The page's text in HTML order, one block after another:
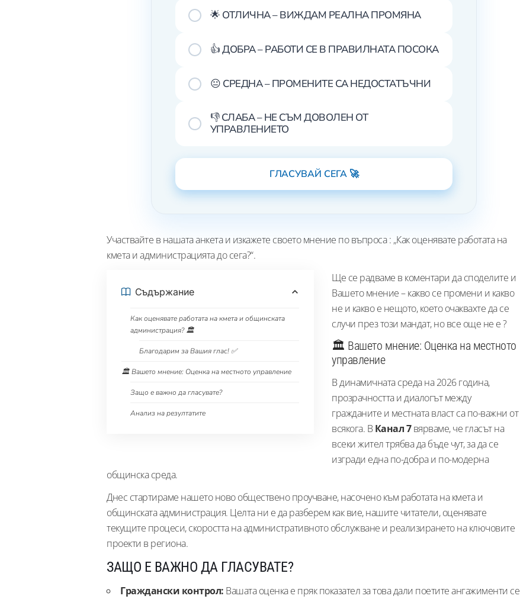
🌟 ОТЛИЧНА – ВИЖДАМ РЕАЛНА ПРОМЯНА
👍 ДОБРА – РАБОТИ СЕ В ПРАВИЛНАТА ПОСОКА
😐 СРЕДНА – ПРОМЕНИТЕ СА НЕДОСТАТЪЧНИ
👎 СЛАБА – НЕ СЪМ ДОВОЛЕН ОТ
УПРАВЛЕНИЕТО
ГЛАСУВАЙ СЕГА 🚀
Участвайте в нашата анкета и изкажете своето мнение по въпроса : „Как оценявате работата на
кмета и администрацията до сега?“.
Съдържание
Как оценявате работата на кмета и общинската
администрация? 🏛️
Благодарим за Вашия глас! ✅
🏛️ Вашето мнение: Оценка на местното управление
Защо е важно да гласувате?
Анализ на резултатите
Ще се радваме в коментари да споделите и
Вашето мнение – какво се промени и какво
не и какво е нещото, което очаквахте да се
случи през този мандат, но все още не е ?
🏛️ Вашето мнение: Оценка на местното
управление
В динамичната среда на 2026 година,
прозрачността и диалогът между
гражданите и местната власт са по-важни от
всякога. ВКанал 7вярваме, че гласът на
всеки жител трябва да бъде чут, за да се
изгради една по-добра и по-модерна
общинска среда.
Днес стартираме нашето ново обществено проучване, насочено към работата на кмета и
общинската администрация. Целта ни е да разберем как вие, нашите читатели, оценявате
текущите процеси, скоростта на административното обслужване и реализирането на ключовите
проекти в региона.
ЗАЩО Е ВАЖНО ДА ГЛАСУВАТЕ?
Граждански контрол: Вашата оценка е пряк показател за това дали поетите ангажименти се